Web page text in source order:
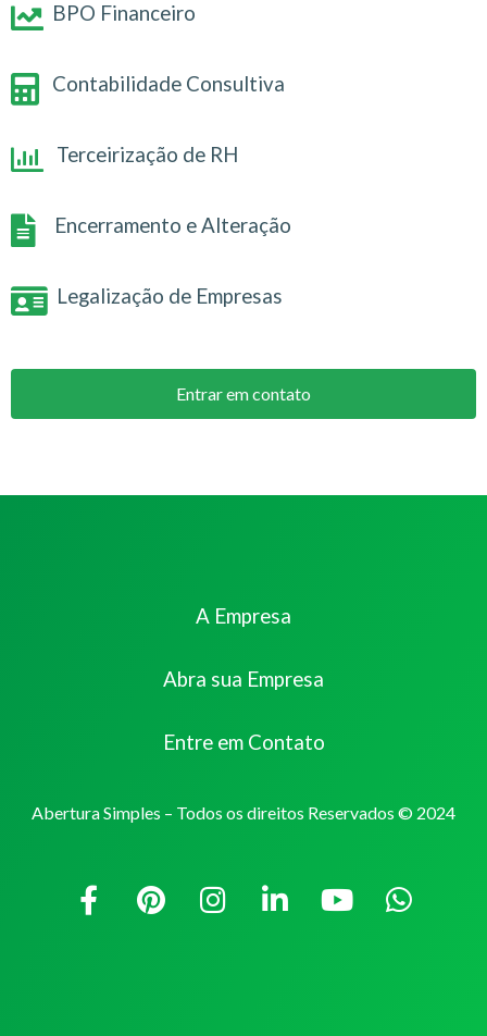
BPO Financeiro
Contabilidade Consultiva
Terceirização de RH
Encerramento e Alteração
Legalização de Empresas
Entrar em contato
A Empresa
Abra sua Empresa
Entre em Contato
Abertura Simples – Todos os direitos Reservados © 2024